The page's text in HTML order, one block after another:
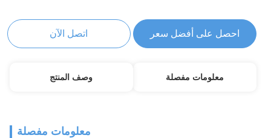
احصل على أفضل سعر اتصل الآن
معلومات مفصلة وصف المنتج
معلومات مفصلة